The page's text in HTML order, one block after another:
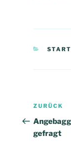
Vorheriger
Beitrag
ZURÜCK
gefragt